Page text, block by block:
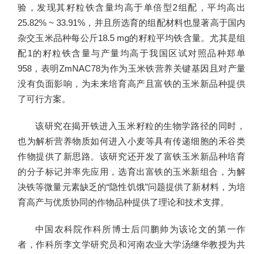
验，发现其籽粒铁含量均高于单倍型2组配，平均高出
25.82% ~ 33.91%，并且所选育的组配材料也显著高于国内
杂交玉米品种每公斤18.5 mg的籽粒平均铁含量。尤其是组
配1的籽粒铁含量与产量均高于我国区试对照品种郑单
958，表明ZmNAC78为作为玉米铁营养关键基因且对产量
没有负面影响，为未来培育高产且富铁的玉米新品种提供
了可行方案。
该研究在揭开铁进入玉米籽粒的生物学路径的同时，
也为解析营养物质如何进入小麦等具有传递细胞的禾谷类
作物提供了新思路。该研究还开发了富铁玉米新品种培育
的分子标记并率先应用，选育出富铁的玉米新组合，为解
决铁等微量元素缺乏的“隐性饥饿”问题提供了新材料，为培
育高产与优质协同的作物品种提供了理论和技术支撑。
中国农科院作科所博士后闫鹏帅为该论文的第一作
者，作科所李文学研究员和河南农业大学汤继华教授为共